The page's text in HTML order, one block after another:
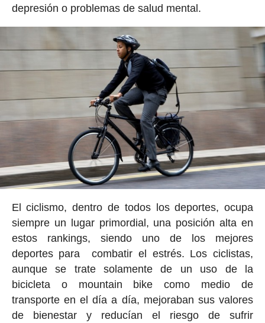
depresión o problemas de salud mental.
El ciclismo, dentro de todos los deportes, ocupa
siempre un lugar primordial, una posición alta en
estos rankings, siendo uno de los mejores
deportes para combatir el estrés. Los ciclistas,
aunque se trate solamente de un uso de la
bicicleta o mountain bike como medio de
transporte en el día a día, mejoraban sus valores
de bienestar y reducían el riesgo de sufrir